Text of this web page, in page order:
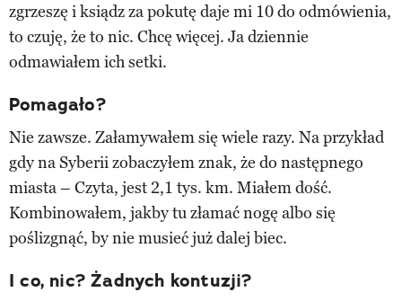
zgrzeszę i ksiądz za pokutę daje mi 10 do odmówienia,
to czuję, że to nic. Chcę więcej. Ja dziennie
odmawiałem ich setki.
Pomagało?
Nie zawsze. Załamywałem się wiele razy. Na przykład
gdy na Syberii zobaczyłem znak, że do następnego
miasta – Czyta, jest 2,1 tys. km. Miałem dość.
Kombinowałem, jakby tu złamać nogę albo się
poślizgnąć, by nie musieć już dalej biec.
I co, nic? Żadnych kontuzji?